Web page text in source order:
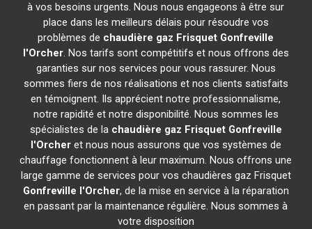
à vos besoins urgents. Nous nous engageons à être sur
place dans les meilleurs délais pour résoudre vos
problèmes de chaudière gaz Frisquet Gonfreville
l'Orcher. Nos tarifs sont compétitifs et nous offrons des
garanties sur nos services pour vous rassurer. Nous
sommes fiers de nos réalisations et nos clients satisfaits
en témoignent. Ils apprécient notre professionnalisme,
notre rapidité et notre disponibilité. Nous sommes les
spécialistes de la chaudière gaz Frisquet Gonfreville
l'Orcheret nous nous assurons que vos systèmes de
chauffage fonctionnent à leur maximum. Nous offrons une
large gamme de services pour vos chaudières gaz Frisquet
Gonfreville l'Orcher, de la mise en service à la réparation
en passant par la maintenance régulière. Nous sommes à
votre disposition